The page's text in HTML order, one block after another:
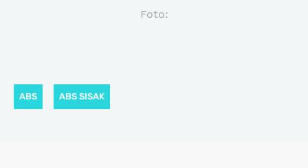
Foto:
ABS ABS SISAK